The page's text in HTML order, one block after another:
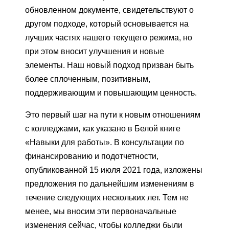
обновленном документе, свидетельствуют о
другом подходе, который основывается на
лучших частях нашего текущего режима, но
при этом вносит улучшения и новые
элементы. Наш новый подход призван быть
более сплоченным, позитивным,
поддерживающим и повышающим ценность.
Это первый шаг на пути к новым отношениям
с колледжами, как указано в Белой книге
«Навыки для работы». В консультации по
финансированию и подотчетности,
опубликованной 15 июля 2021 года, изложены
предложения по дальнейшим изменениям в
течение следующих нескольких лет. Тем не
менее, мы вносим эти первоначальные
изменения сейчас, чтобы колледжи были